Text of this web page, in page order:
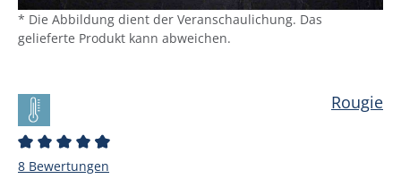
* Die Abbildung dient der Veranschaulichung. Das
gelieferte Produkt kann abweichen.
Rougie
Durchschnittliche Bewertung von 4.38 von 5
8 Bewertungen